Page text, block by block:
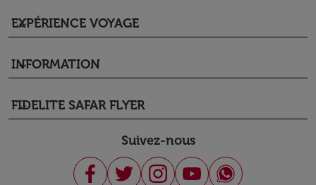
EXPÉRIENCE VOYAGE
keyboard_arrow_down
INFORMATION
keyboard_arrow_down
FIDELITE SAFAR FLYER
keyboard_arrow_down
Suivez-nous